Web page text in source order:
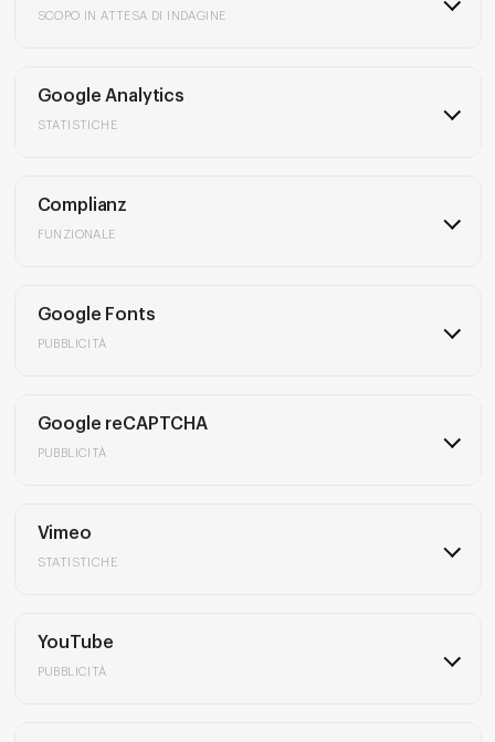
SCOPO IN ATTESA DI INDAGINE
Google Analytics
STATISTICHE
Complianz
FUNZIONALE
Google Fonts
PUBBLICITÀ
Google reCAPTCHA
PUBBLICITÀ
Vimeo
STATISTICHE
YouTube
PUBBLICITÀ